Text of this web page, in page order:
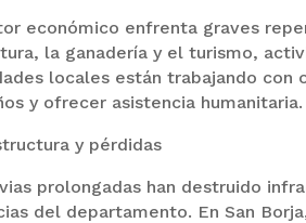
económico enfrenta graves
la ganadería y el turismo,
locales están trabajando con
y ofrecer asistencia humanitaria.
y pérdidas
prolongadas han destruido
del departamento. En San